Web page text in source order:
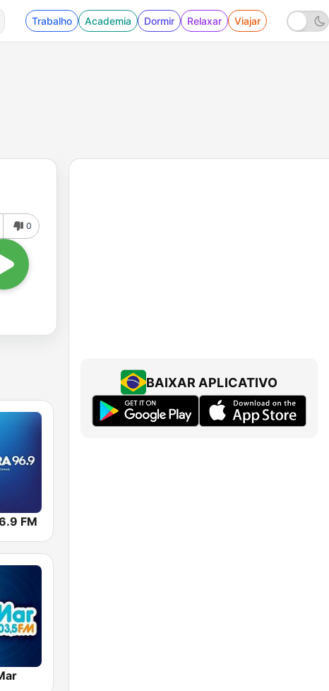
Trabalho Academia Dormir Relaxar Viajar
0
FM
BAIXAR APLICATIVO